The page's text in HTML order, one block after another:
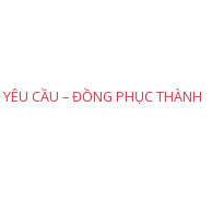
CẦU – ĐỒNG PHỤC THÀNH